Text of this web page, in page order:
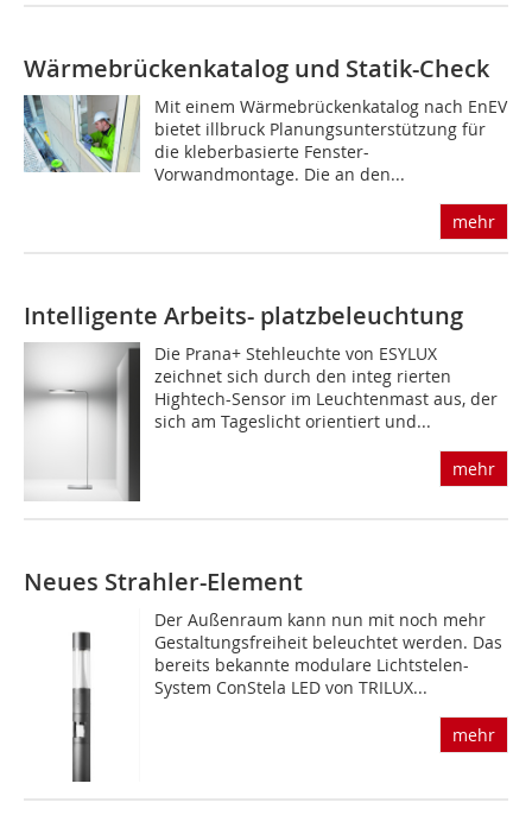
Wärmebrückenkatalog und Statik-Check
Mit einem Wärmebrückenkatalog nach EnEV
bietet illbruck Planungsunterstützung für
die kleberbasierte Fenster-
Vorwandmontage. Die an den...
mehr
Intelligente Arbeits- platzbeleuchtung
Die Prana+ Stehleuchte von ESYLUX
zeichnet sich durch den integ rierten
Hightech-Sensor im Leuchtenmast aus, der
sich am Tageslicht orientiert und...
mehr
Neues Strahler-Element
Der Außenraum kann nun mit noch mehr
Gestaltungsfreiheit beleuchtet werden. Das
bereits bekannte modulare Lichtstelen-
System ConStela LED von TRILUX...
mehr